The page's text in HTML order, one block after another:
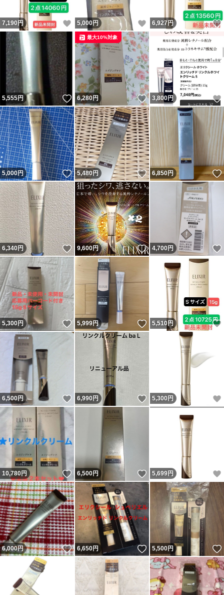
7,190 円 いいね！
5,000円 いいね！
6,927円
5,555円 いいね！
6,280円 いいね！
最大10%対象
3,800円
5,000円 いいね！
5,480円 いいね！
6,850円
6,340円 いいね！
9,600円 いいね！
4,700円
5,300円 いいね！
5,999円 いいね！
5,510円
6,500円 いいね！
6,990円 いいね！
5,300 円
10,780円 いいね！
6,500円 いいね！
5,699円
6,000円 いいね！
6,650円 いいね！
5,500円